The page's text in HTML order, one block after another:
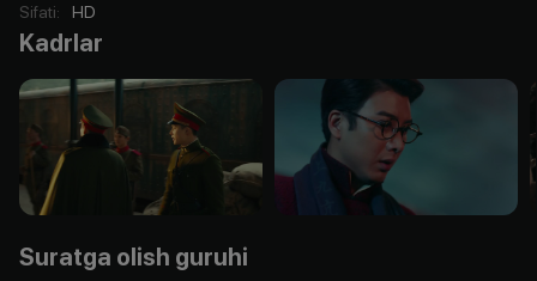
Sifati: HD
Kadrlar
Suratga olish guruhi